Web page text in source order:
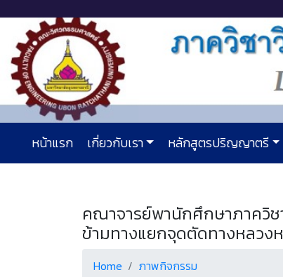
หน้าแรก เกี่ยวกับเรา หลักสูตรปริญญาตรี
คณาจารย์พานักศึกษาภาควิช
ข้ามทางแยกจุดตัดทางหลวง
Home ภาพกิจกรรม